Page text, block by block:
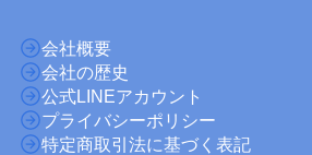
会社概要
会社の歴史
公式LINEアカウント
プライバシーポリシー
特定商取引法に基づく表記